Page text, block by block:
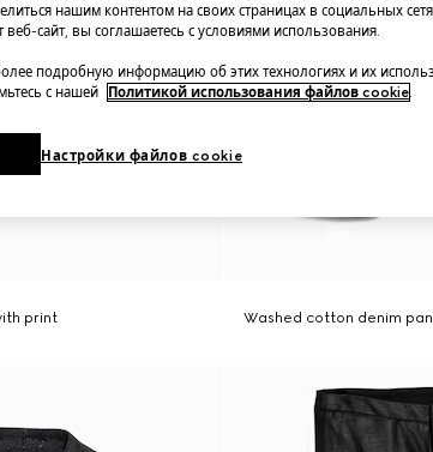
print Washed cotton denim
нашим контентом на своих страницах в социальных
веб-сайт, вы соглашаетесь с условиями использования.
подробную информацию об этих технологиях и их
с нашей
Политикой использования файлов cookie.
Настройки файлов cookie